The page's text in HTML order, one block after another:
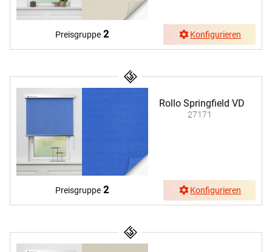
Preisgruppe 2 Konfigurieren
Rollo Springfield VD
27171
Preisgruppe 2 Konfigurieren